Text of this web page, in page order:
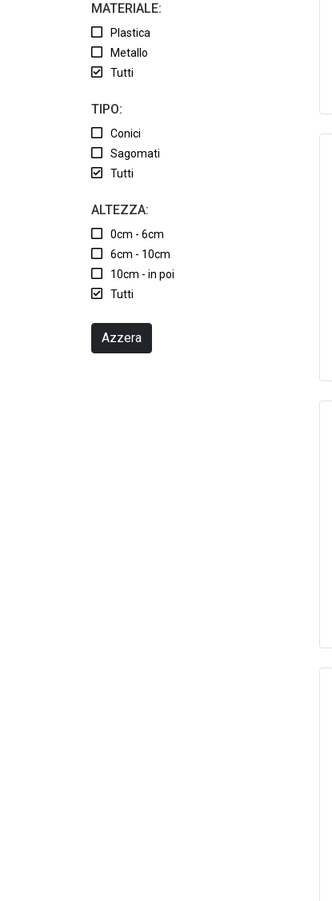
MATERIALE:
Plastica
Metallo
Tutti
TIPO:
Conici
Sagomati
Tutti
ALTEZZA:
0cm - 6cm
6cm - 10cm
10cm - in poi
Tutti
Azzera